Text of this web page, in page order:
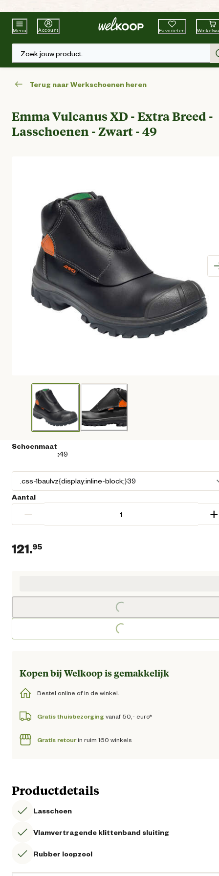
Beste WinkelketenTuin & Dier
Menu Account Favorieten
Zoek jouw product.
Terug naar Werkschoenen heren
Emma Vulcanus XD - Extra Breed -
Lasschoenen - Zwart - 49
Schoenmaat
:49
Aantal
− +
121.95
Loading...
Loading...
Kopen bij Welkoop is gemakkelijk
Bestel online of in de winkel.
Gratis thuisbezorging vanaf 50,- euro*
Gratis retourin ruim 160 winkels
Productdetails
Lasschoen
Vlamvertragende klittenband sluiting
Rubber loopzool